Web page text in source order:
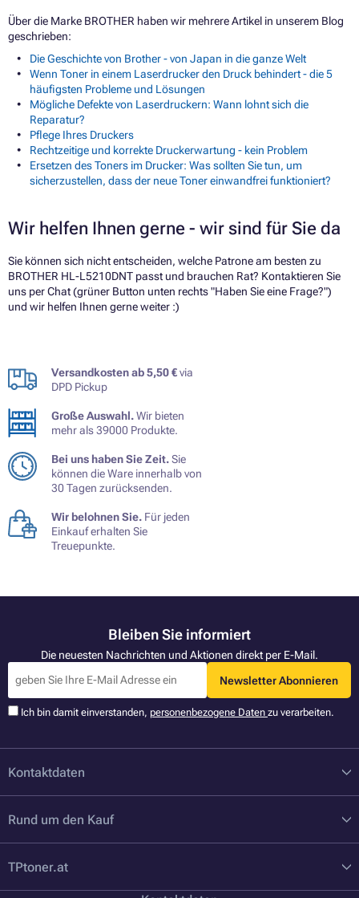
Über die Marke BROTHER haben wir mehrere Artikel in unserem Blog
geschrieben:
Die Geschichte von Brother - von Japan in die ganze Welt
Wenn Toner in einem Laserdrucker den Druck behindert - die 5
häufigsten Probleme und Lösungen
Mögliche Defekte von Laserdruckern: Wann lohnt sich die
Reparatur?
Pflege Ihres Druckers
Rechtzeitige und korrekte Druckerwartung - kein Problem
Ersetzen des Toners im Drucker: Was sollten Sie tun, um
sicherzustellen, dass der neue Toner einwandfrei funktioniert?
Wir helfen Ihnen gerne - wir sind für Sie da
Sie können sich nicht entscheiden, welche Patrone am besten zu
BROTHER HL-L5210DNT passt und brauchen Rat? Kontaktieren Sie
uns per Chat (grüner Button unten rechts "Haben Sie eine Frage?")
und wir helfen Ihnen gerne weiter :)
Versandkosten ab 5,50 €via
DPD Pickup
Große Auswahl.Wir bieten
mehr als 39000 Produkte.
Bei uns haben Sie Zeit.Sie
können die Ware innerhalb von
30 Tagen zurücksenden.
Wir belohnen Sie. Für jeden
Einkauf erhalten Sie
Treuepunkte.
Bleiben Sie informiert
Die neuesten Nachrichten und Aktionen direkt per E-Mail.
Newsletter Abonnieren
Ich bin damit einverstanden, personenbezogene Daten zu verarbeiten.
Kontaktdaten
Rund um den Kauf
TPtoner.at